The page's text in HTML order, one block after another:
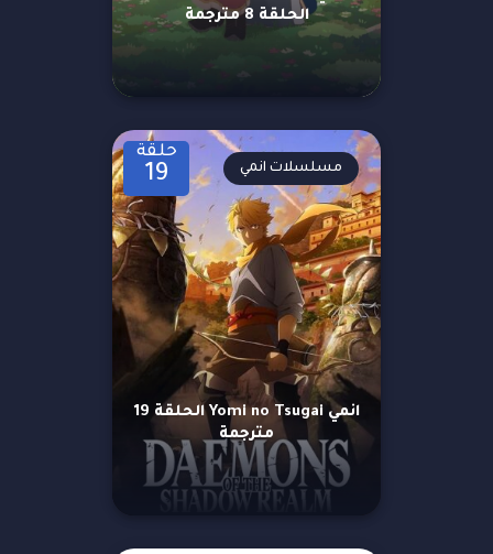
الحلقة 8 مترجمة
حلقة
19
انمي Yomi no Tsugai الحلقة 19
مترجمة
مسلسلات انمي